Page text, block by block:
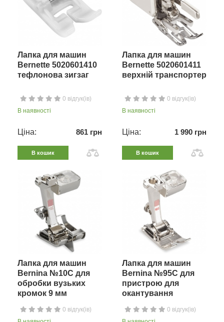
Лапка для машин
Bernette 5020601410
тефлонова зигзаг
0 відгук(ів)
В наявності
Ціна: 861 грн
В кошик
Лапка для машин
Bernette 5020601411
верхній транспортер
0 відгук(ів)
В наявності
Ціна: 1 990 грн
В кошик
Лапка для машин
Bernina №10C для
обробки вузьких
кромок 9 мм
0 відгук(ів)
Лапка для машин
Bernina №95C для
пристрою для
окантування
0 відгук(ів)